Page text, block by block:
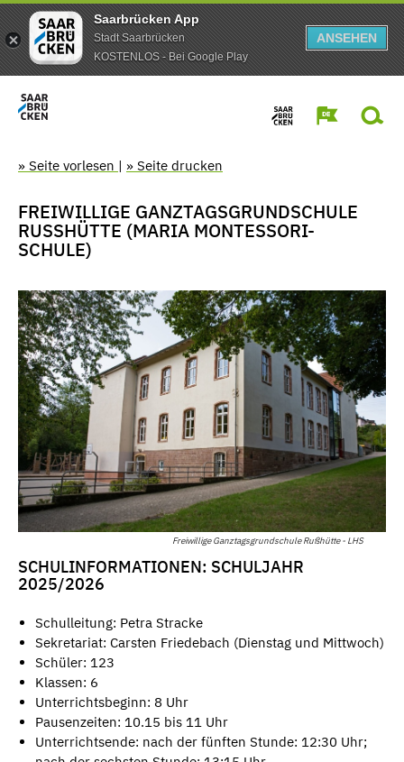
Saarbrücken App
Stadt Saarbrücken
KOSTENLOS - Bei Google Play
ANSEHEN
» Seite vorlesen | » Seite drucken
FREIWILLIGE GANZTAGSGRUNDSCHULE
RUSSHÜTTE (MARIA MONTESSORI-S
CHULE)
Freiwillige Ganztagsgrundschule Rußhütte - LHS
SCHULINFORMATIONEN: SCHULJAHR
2025/2026
Schulleitung: Petra Stracke
Sekretariat: Carsten Friedebach (Dienstag und Mittwoch)
Schüler: 123
Klassen: 6
Unterrichtsbeginn: 8 Uhr
Pausenzeiten: 10.15 bis 11 Uhr
Unterrichtsende: nach der fünften Stunde: 12:30 Uhr;